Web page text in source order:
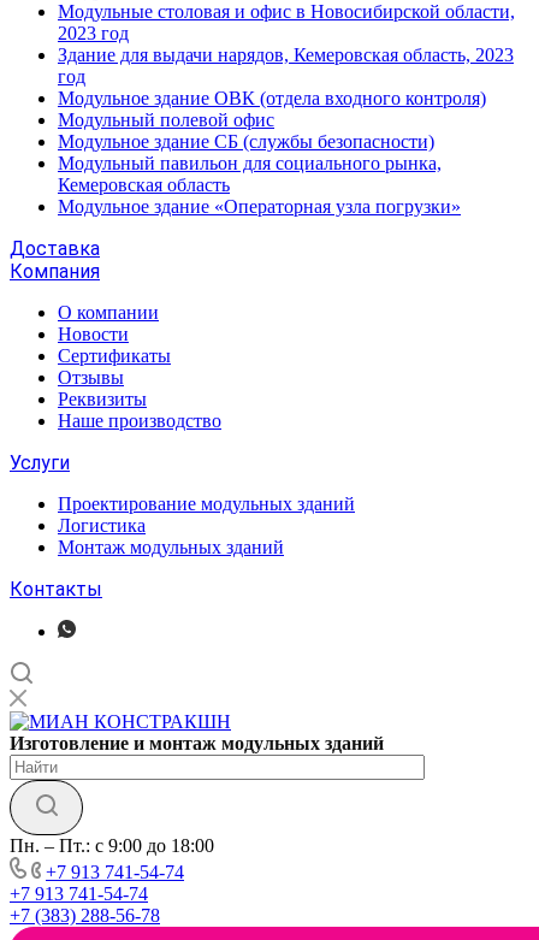
Модульные столовая и офис в Новосибирской области,
2023 год
Здание для выдачи нарядов, Кемеровская область, 2023
год
Модульное здание ОВК (отдела входного контроля)
Модульный полевой офис
Модульное здание СБ (службы безопасности)
Модульный павильон для социального рынка,
Кемеровская область
Модульное здание «Операторная узла погрузки»
Доставка
Компания
О компании
Новости
Сертификаты
Отзывы
Реквизиты
Наше производство
Услуги
Проектирование модульных зданий
Логистика
Монтаж модульных зданий
Контакты
Изготовление и монтаж модульных зданий
Пн. – Пт.: с 9:00 до 18:00
+7 913 741-54-74
+7 913 741-54-74
+7 (383) 288-56-78